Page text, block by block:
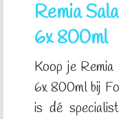
Remia
6x 800ml
Koop je
6x 800ml bij
is dé